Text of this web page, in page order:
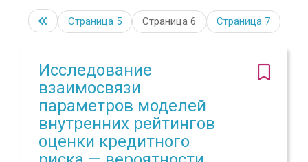
Страница 5 Страница 6 Страница 7
Исследование
взаимосвязи
параметров моделей
внутренних рейтингов
оценки кредитного